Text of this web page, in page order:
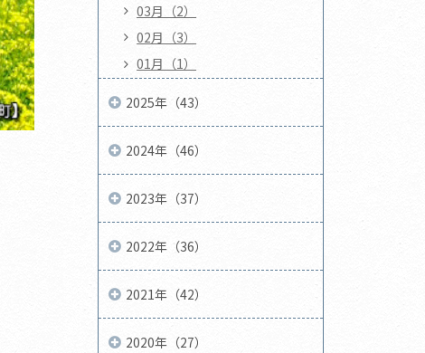
03月（2）
02月（3）
01月（1）
2025年（43）
2024年（46）
2023年（37）
2022年（36）
2021年（42）
2020年（27）